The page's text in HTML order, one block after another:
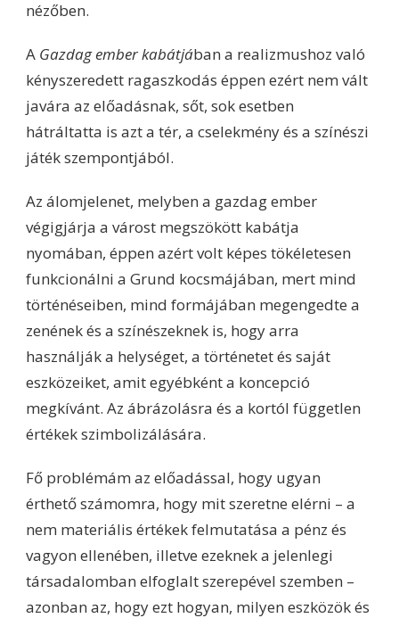
nézőben.
A Gazdag ember kabátjában a realizmushoz való
kényszeredett ragaszkodás éppen ezért nem vált
javára az előadásnak, sőt, sok esetben
hátráltatta is azt a tér, a cselekmény és a színészi
játék szempontjából.
Az álomjelenet, melyben a gazdag ember
végigjárja a várost megszökött kabátja
nyomában, éppen azért volt képes tökéletesen
funkcionálni a Grund kocsmájában, mert mind
történéseiben, mind formájában megengedte a
zenének és a színészeknek is, hogy arra
használják a helységet, a történetet és saját
eszközeiket, amit egyébként a koncepció
megkívánt. Az ábrázolásra és a kortól független
értékek szimbolizálására.
Fő problémám az előadással, hogy ugyan
érthető számomra, hogy mit szeretne elérni – a
nem materiális értékek felmutatása a pénz és
vagyon ellenében, illetve ezeknek a jelenlegi
társadalomban elfoglalt szerepével szemben –
azonban az, hogy ezt hogyan, milyen eszközök és